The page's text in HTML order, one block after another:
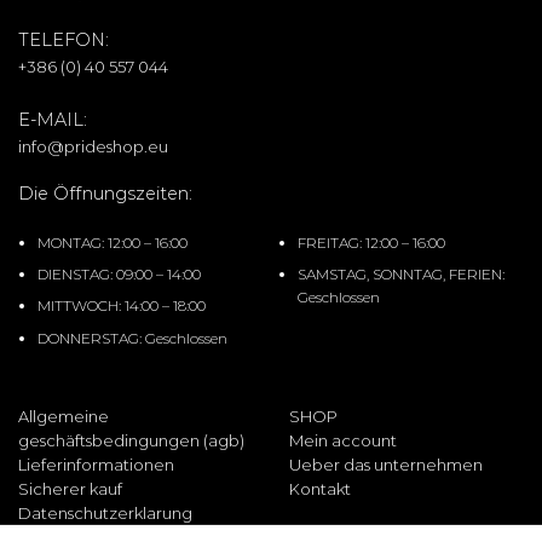
Allgemeine
geschäftsbedingungen (agb)
Lieferinformationen
Sicherer kauf
Datenschutzerklarung
SHOP
Mein account
Ueber das unternehmen
Kontakt
TELEFON:
+386 (0) 40 557 044
E-MAIL:
info@prideshop.eu
Die Öffnungszeiten:
MONTAG: 12:00 – 16:00
DIENSTAG: 09:00 – 14:00
MITTWOCH: 14:00 – 18:00
DONNERSTAG: Geschlossen
FREITAG: 12:00 – 16:00
SAMSTAG, SONNTAG, FERIEN:
Geschlossen